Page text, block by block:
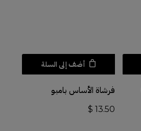
أضف إلى السلة
فرشاة الأساس بامبو
$ 13.50